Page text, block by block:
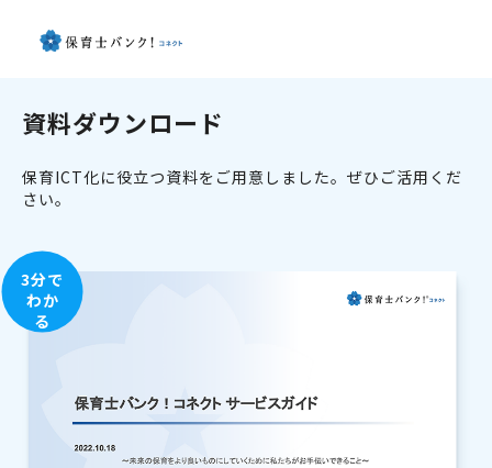
資料ダウンロード
保育ICT化に役立つ資料をご用意しました。ぜひご活用くだ
さい。
3分で
わか
る